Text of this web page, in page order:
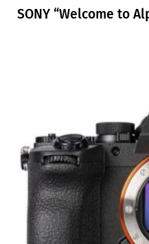
SONY “Welcome to